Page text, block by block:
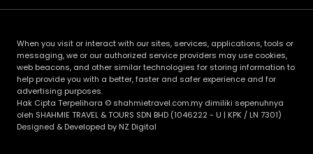
When you visit or interact with our sites, services, applications, tools or
messaging, we or our authorized service providers may use cookies,
web beacons, and other similar technologies for storing information to
help provide you with a better, faster and safer experience and for
advertising purposes.
Hak Cipta Terpelihara © shahmietravel.com.my dimiliki sepenuhnya
oleh SHAHMIE TRAVEL & TOURS SDN BHD (1046222 - U | KPK / LN 7301)
Designed & Developed by NZ Digital